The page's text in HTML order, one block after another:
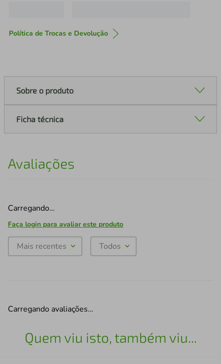
Política de Trocas e Devolução
Sobre o produto
Ficha técnica
Avaliações
Carregando…
Faça login para avaliar este produto
Mais recentes Todos
Carregando avaliações…
Quem viu isto, também viu...